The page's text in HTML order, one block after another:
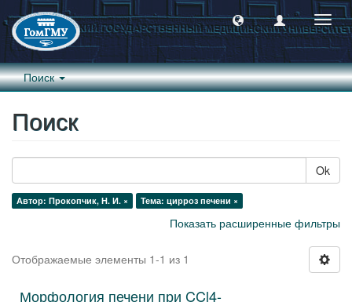
Поиск
Поиск
Ok
Автор: Прокопчик, Н. И. × Тема: цирроз печени ×
Показать расширенные фильтры
Отображаемые элементы 1-1 из 1
Морфология печени при CCl4-